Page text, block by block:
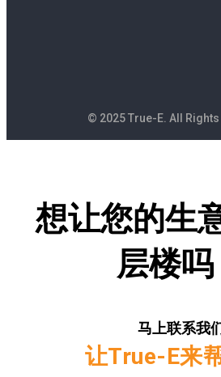
© 2025 True-E. All
想让您的生
层楼吗
马上联系我
让True-E来